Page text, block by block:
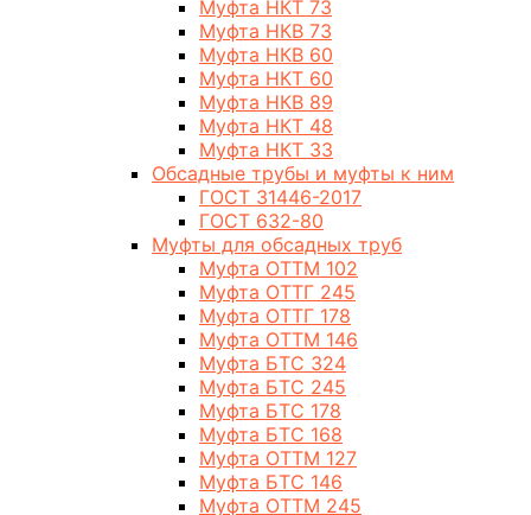
Муфта НКТ 73
Муфта НКВ 73
Муфта НКВ 60
Муфта НКТ 60
Муфта НКВ 89
Муфта НКТ 48
Муфта НКТ 33
Обсадные трубы и муфты к ним
ГОСТ 31446-2017
ГОСТ 632-80
Муфты для обсадных труб
Муфта ОТТМ 102
Муфта ОТТГ 245
Муфта ОТТГ 178
Муфта ОТТМ 146
Муфта БТС 324
Муфта БТС 245
Муфта БТС 178
Муфта БТС 168
Муфта ОТТМ 127
Муфта БТС 146
Муфта ОТТМ 245